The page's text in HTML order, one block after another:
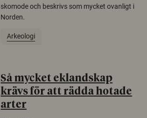
skomode och beskrivs som mycket ovanligt i
Norden.
Arkeologi
Så mycket eklandskap
krävs för att rädda hotade
arter